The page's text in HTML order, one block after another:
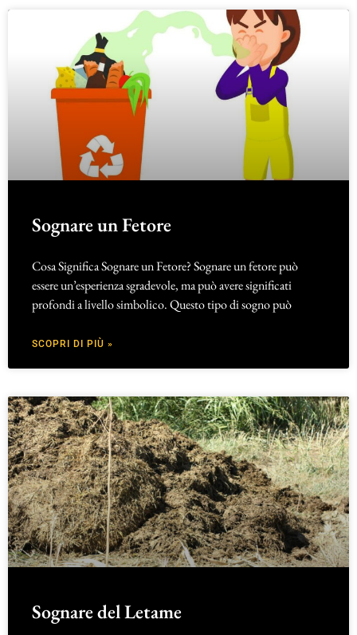
Sognare un Fetore
Cosa Significa Sognare un Fetore? Sognare un fetore può
essere un’esperienza sgradevole, ma può avere significati
profondi a livello simbolico. Questo tipo di sogno può
SCOPRI DI PIÙ »
Sognare del Letame